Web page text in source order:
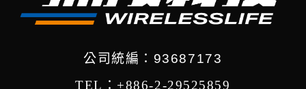
公司統編：93687173
TEL：+886-2-29525859